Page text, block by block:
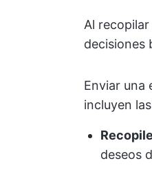
Al
decisiones
Enviar una
incluyen
deseos